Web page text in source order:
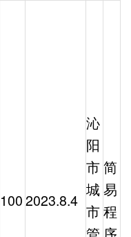
1002023.8.4
沁
阳
市
城
市
管
简
易
程
序